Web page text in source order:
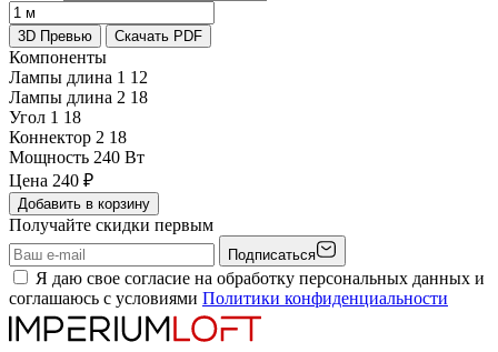
3D Превью Скачать PDF
Компоненты
Лампы длина 1 12
Лампы длина 2 18
Угол 1 18
Коннектор 2 18
Мощность 240 Вт
Цена 240 ₽
Добавить в корзину
Получайте скидки первым
Подписаться
Я даю свое согласие на обработку персональных данных и
соглашаюсь с условиями Политики конфиденциальности